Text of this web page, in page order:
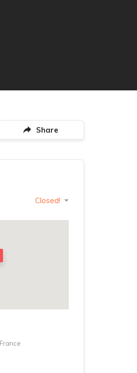
Share
Closed!